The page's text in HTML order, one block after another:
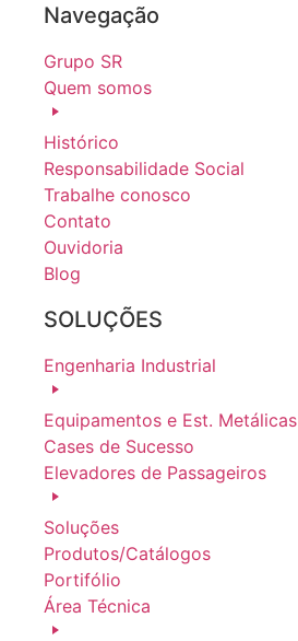
Navegação
Grupo SR
Quem somos
Histórico
Responsabilidade Social
Trabalhe conosco
Contato
Ouvidoria
Blog
SOLUÇÕES
Engenharia Industrial
Equipamentos e Est. Metálicas
Cases de Sucesso
Elevadores de Passageiros
Soluções
Produtos/Catálogos
Portifólio
Área Técnica